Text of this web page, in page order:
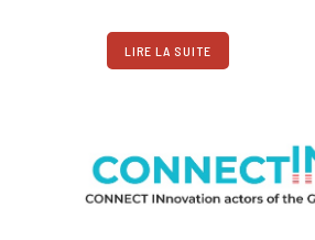
LIRE LA SUITE